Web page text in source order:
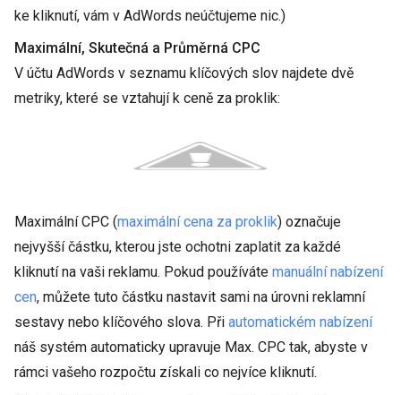
ke kliknutí, vám v AdWords neúčtujeme nic.)
Maximální, Skutečná a Průměrná CPC
V účtu AdWords v seznamu klíčových slov najdete dvě
metriky, které se vztahují k ceně za proklik:
Maximální CPC (maximální cena za proklik) označuje
nejvyšší částku, kterou jste ochotni zaplatit za každé
kliknutí na vaši reklamu. Pokud používáte manuální nabízení
cen, můžete tuto částku nastavit sami na úrovni reklamní
sestavy nebo klíčového slova. Při automatickém nabízení
náš systém automaticky upravuje Max. CPC tak, abyste v
rámci vašeho rozpočtu získali co nejvíce kliknutí.